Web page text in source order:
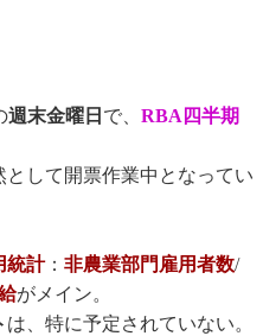
週末金曜日 で、 RBA四半期
として開票作業中となってい
統計： 非農業部門雇用者数/
がメイン。
は、特に予定されていない。